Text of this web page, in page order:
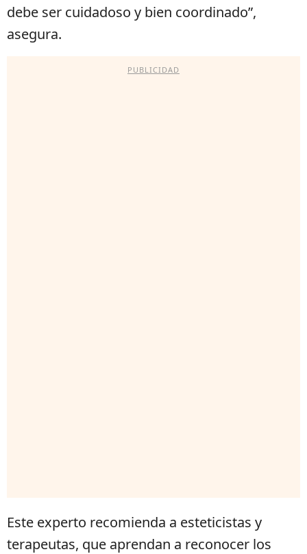
debe ser cuidadoso y bien coordinado”,
asegura.
PUBLICIDAD
Este experto recomienda a esteticistas y
terapeutas, que aprendan a reconocer los